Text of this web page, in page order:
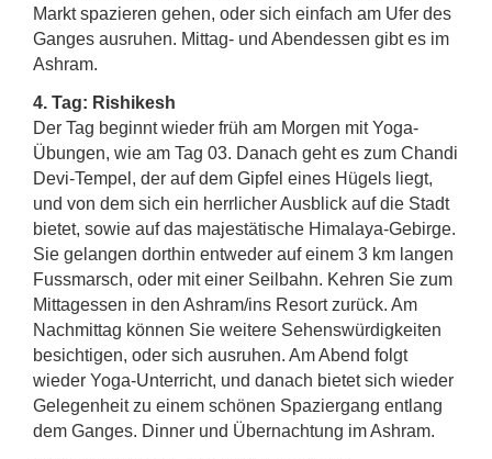
Markt spazieren gehen, oder sich einfach am Ufer des
Ganges ausruhen. Mittag- und Abendessen gibt es im
Ashram.
4. Tag: Rishikesh
Der Tag beginnt wieder früh am Morgen mit Yoga-
Übungen, wie am Tag 03. Danach geht es zum Chandi
Devi-Tempel, der auf dem Gipfel eines Hügels liegt,
und von dem sich ein herrlicher Ausblick auf die Stadt
bietet, sowie auf das majestätische Himalaya-Gebirge.
Sie gelangen dorthin entweder auf einem 3 km langen
Fussmarsch, oder mit einer Seilbahn. Kehren Sie zum
Mittagessen in den Ashram/ins Resort zurück. Am
Nachmittag können Sie weitere Sehenswürdigkeiten
besichtigen, oder sich ausruhen. Am Abend folgt
wieder Yoga-Unterricht, und danach bietet sich wieder
Gelegenheit zu einem schönen Spaziergang entlang
dem Ganges. Dinner und Übernachtung im Ashram.